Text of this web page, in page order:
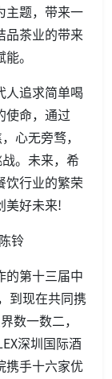
题，带来一
品茶业的带来
。
人追求简单喝
使命，通过
心无旁骛，
。未来，希
饮行业的繁荣
美好未来!
铃
的第十三届中
到现在共同携
数一数二，
深圳国际酒
携手十六家优